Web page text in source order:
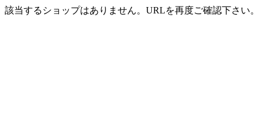
該当するショップはありません。URLを再度ご確認下さい。